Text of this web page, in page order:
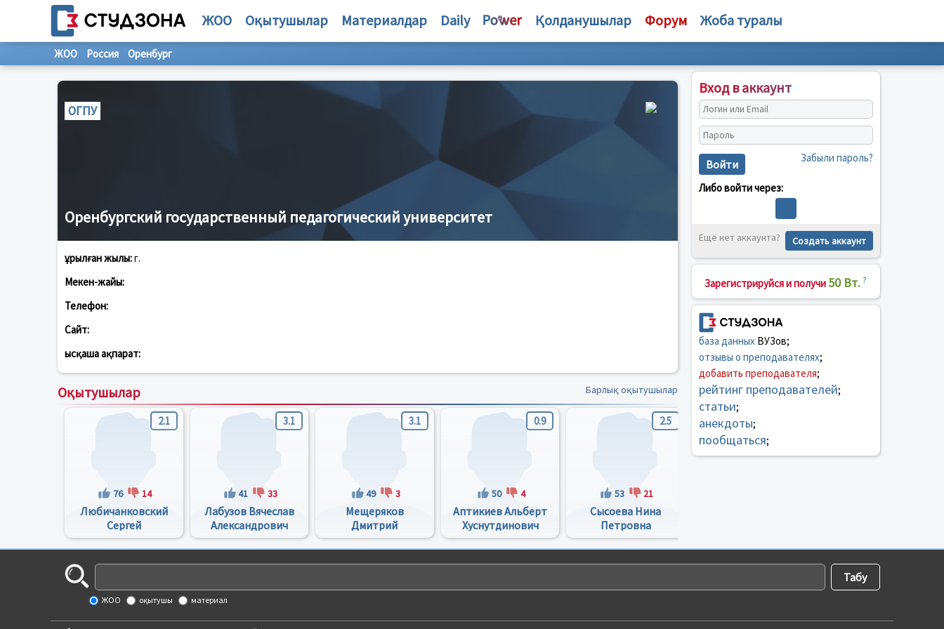
ЖОО Оқытушылар Материалдар Daily Қолданушылар Форум Жоба туралы
ЖОО Россия Оренбург
ОГПУ
Оренбургский государственный педагогический университет
Құрылған жылы:г.
Мекен-жайы:
Телефон:
Сайт:
Қысқаша ақпарат:
Оқытушылар Барлық оқытушылар
2.1
76 14
Любичанковский
Сергей
Валентинович
3.1
41 33
Лабузов Вячеслав
Александрович
3.1
49 3
Мещеряков
Дмитрий
Владимирович
0.9
50 4
Аптикиев Альберт
Хуснутдинович
2.5
53 21
Сысоева Нина
Петровна
Вход в аккаунт
Войти Забыли пароль?
Либо войти через:
Ещё нет аккаунта? Создать аккаунт
Зарегистрируйся и получи 50 Вт. ?
база данныхВУЗов;
отзывы о преподавателях;
добавить преподавателя;
рейтинг преподавателей;
статьи;
анекдоты;
пообщаться;
ЖОО оқытушы материал